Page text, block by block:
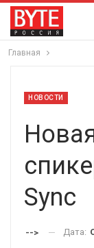
Главная
НОВОСТИ
Sync
--> Дата: